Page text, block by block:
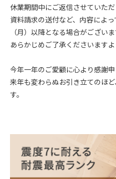
休業期間中にご返信させていただ
資料請求の送付など、内容によ
（月）以降となる場合がございま
あらかじめご了承くださいますよ
今年一年のご愛顧に心より感謝申
来年も変わらぬお引き立てのほ
す。